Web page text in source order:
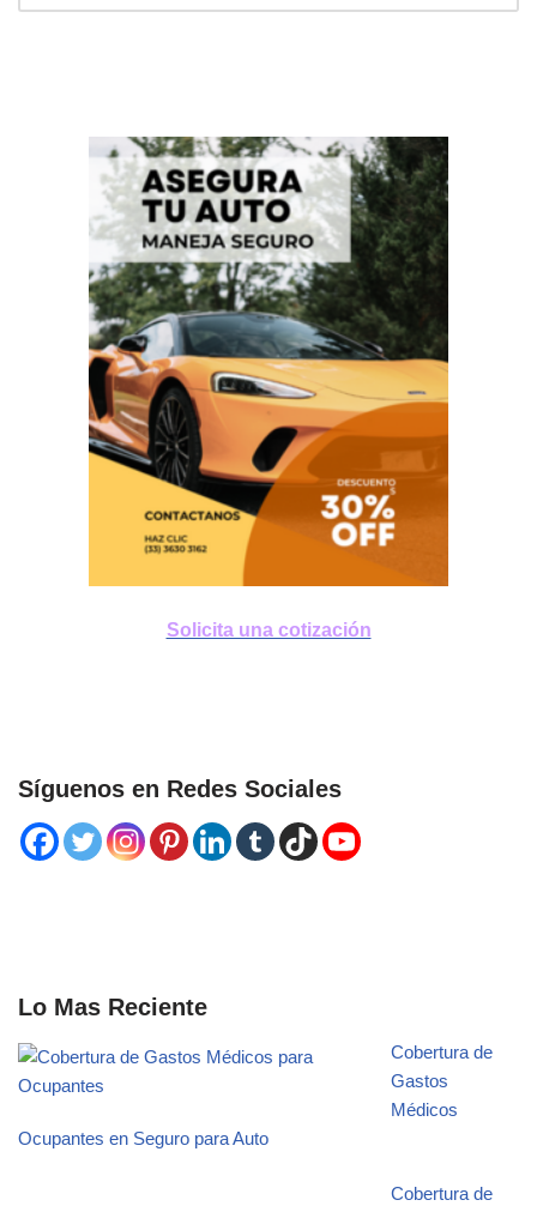
Solicita una cotización
Síguenos en Redes Sociales
Lo Mas Reciente
Cobertura de
Gastos
Médicos
Ocupantes en Seguro para Auto
Cobertura de